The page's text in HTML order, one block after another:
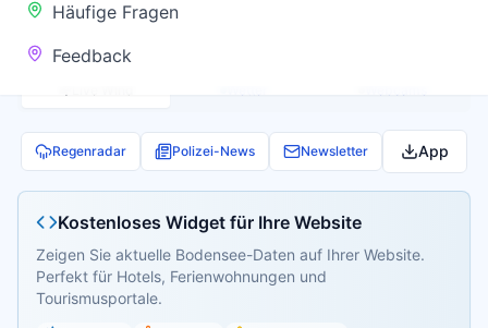
Häufige Fragen
Feedback
Regenradar Polizei-News Newsletter App
Kostenloses Widget für Ihre Website
Zeigen Sie aktuelle Bodensee-Daten auf Ihrer Website.
Perfekt für Hotels, Ferienwohnungen und
Tourismusportale.